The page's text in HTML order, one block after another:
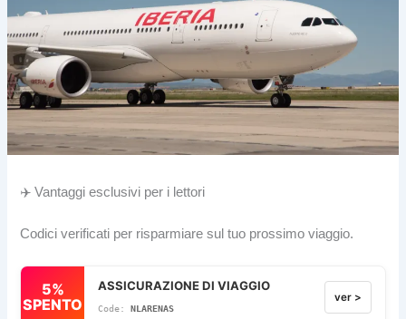
✈️ Vantaggi esclusivi per i lettori
Codici verificati per risparmiare sul tuo prossimo viaggio.
5%
SPENTO
ASSICURAZIONE DI VIAGGIO
NLARENAS
ver >